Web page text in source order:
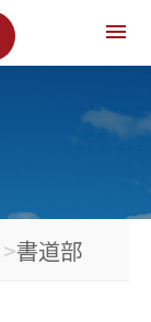
menu
書道部